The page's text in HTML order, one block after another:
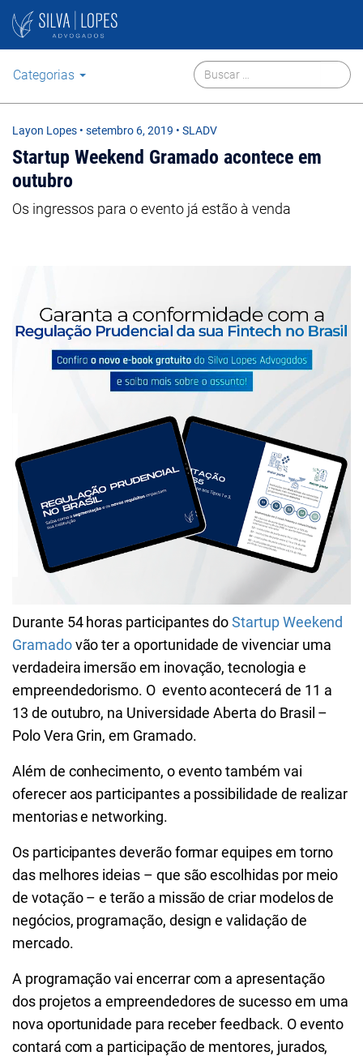
Categorias
Layon Lopes • setembro 6, 2019 • SLADV
Startup Weekend Gramado acontece em
outubro
Os ingressos para o evento já estão à venda
Durante 54 horas participantes doStartup Weekend
Gramadovão ter a oportunidade de vivenciar uma
verdadeira imersão em inovação, tecnologia e
empreendedorismo. O evento acontecerá de 11 a
13 de outubro, na Universidade Aberta do Brasil –
Polo Vera Grin, em Gramado.
Além de conhecimento, o evento também vai
oferecer aos participantes a possibilidade de realizar
mentorias e networking.
Os participantes deverão formar equipes em torno
das melhores ideias – que são escolhidas por meio
de votação – e terão a missão de criar modelos de
negócios, programação, design e validação de
mercado.
A programação vai encerrar com a apresentação
dos projetos a empreendedores de sucesso em uma
nova oportunidade para receber feedback. O evento
contará com a participação de mentores, jurados,